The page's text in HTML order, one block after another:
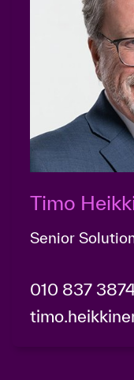
Timo
Senior
010 837